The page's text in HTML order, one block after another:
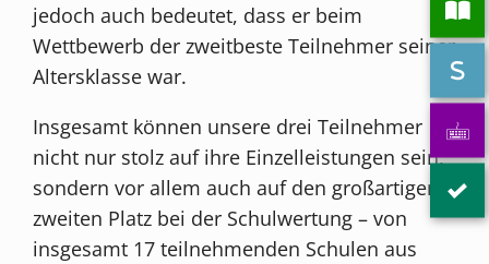
jedoch auch bedeutet, dass er beim
Wettbewerb der zweitbeste Teilnehmer seiner
Altersklasse war.
Insgesamt können unsere drei Teilnehmer
nicht nur stolz auf ihre Einzelleistungen sein,
sondern vor allem auch auf den großartigen
zweiten Platz bei der Schulwertung – von
insgesamt 17 teilnehmenden Schulen aus